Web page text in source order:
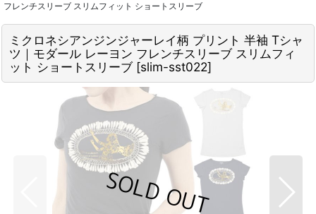
フレンチスリーブ スリムフィット ショートスリーブ
ミクロネシアンジンジャーレイ柄 プリント 半袖 Tシャ
ツ｜モダール レーヨン フレンチスリーブ スリムフィ
ット ショートスリーブ [slim-sst022]